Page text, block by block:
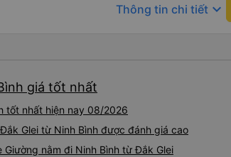
Thông tin chi tiết keyboard_arrow_down
giá tốt nhất
tốt nhất hiện nay 08/2026
Glei từ Ninh Bình được đánh giá cao
nằm đi Ninh Bình từ Đắk Glei